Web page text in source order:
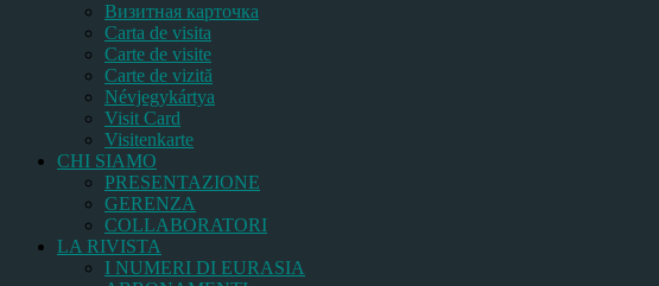
Bизитная карточка
Carta de visita
Carte de visite
Carte de vizită
Névjegykártya
Visit Card
Visitenkarte
CHI SIAMO
PRESENTAZIONE
GERENZA
COLLABORATORI
LA RIVISTA
I NUMERI DI EURASIA